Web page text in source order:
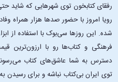
رفقای کتابخون توی شهرهایی که شاید
رویا امروز با حضور صدها هزار همراه
شده. این ‌روزها سی‌بوک با استفاده از
فرهنگی و کتاب‌ها رو با ارزون‌ترین
دسترس به شما عاشق‌های کتاب
توی ایران بی‌کتاب نباشه و برای رسیدن